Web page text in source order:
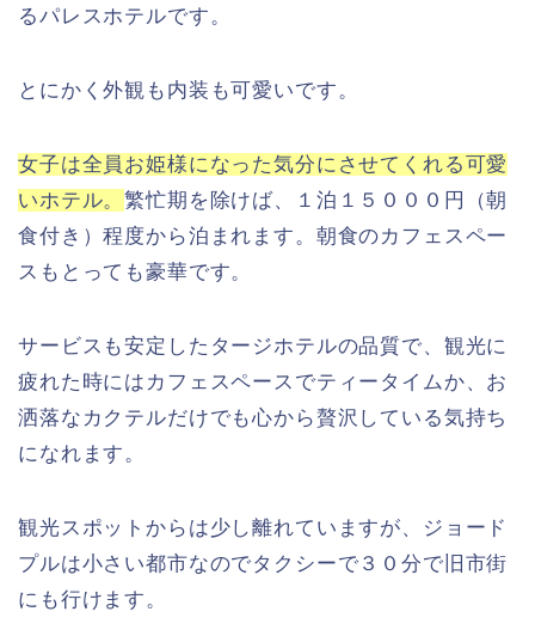
るパレスホテルです。
とにかく外観も内装も可愛いです。
女子は全員お姫様になった気分にさせてくれる可愛
いホテル。繁忙期を除けば、１泊１５０００円（朝
食付き）程度から泊まれます。朝食のカフェスペー
スもとっても豪華です。
サービスも安定したタージホテルの品質で、観光に
疲れた時にはカフェスペースでティータイムか、お
洒落なカクテルだけでも心から贅沢している気持ち
になれます。
観光スポットからは少し離れていますが、ジョード
プルは小さい都市なのでタクシーで３０分で旧市街
にも行けます。